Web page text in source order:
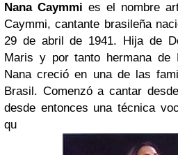
Nana Caymmi es el nombre
Caymmi, cantante brasileña
29 de abril de 1941. Hija de
Maris y por tanto hermana de
Nanacreció en una de las
Brasil. Comenzó a cantar
desde entonces una técnica
qu